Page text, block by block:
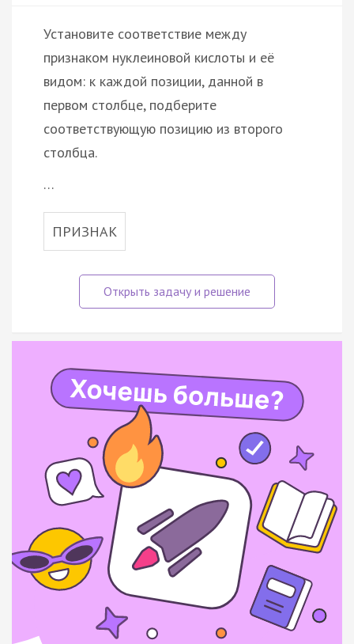
Установите соответствие между
признаком нуклеиновой кислоты и её
видом: к каждой позиции, данной в
первом столбце, подберите
соответствующую позицию из второго
столбца.
…
ПРИЗНАК